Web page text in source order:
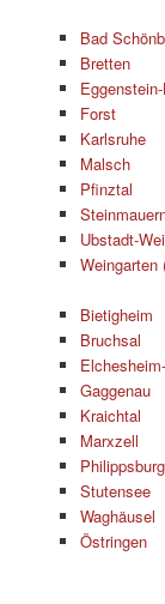
Bad
Bretten
Forst
Karlsruhe
Malsch
Pfinztal
Ubstadt-
Weingarten
Bietigheim
Bruchsal
Gaggenau
Kraichtal
Marxzell
Philippsburg
Stutensee
Waghäusel
Östringen